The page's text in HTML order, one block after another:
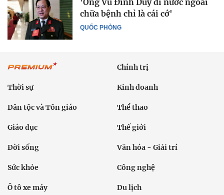
QUỐC PHÒNG
chữa bệnh chỉ là cái cớ'
Chính trị
Thời sự Kinh doanh
Dân tộc và Tôn giáo Thể thao
Giáo dục Thế giới
Đời sống Văn hóa - Giải trí
Sức khỏe Công nghệ
Ô tô xe máy Du lịch